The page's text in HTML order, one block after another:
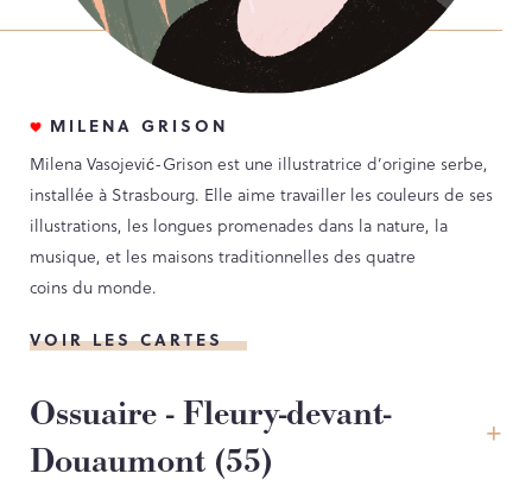
MILENA GRISON
Milena Vasojević-Grison est une illustratrice d’origine serbe,
installée à Strasbourg. Elle aime travailler les couleurs de ses
illustrations, les longues promenades dans la nature, la
musique, et les maisons traditionnelles des quatre
coins du monde.
VOIR LES CARTES
Ossuaire - Fleury-devant-
Douaumont (55)